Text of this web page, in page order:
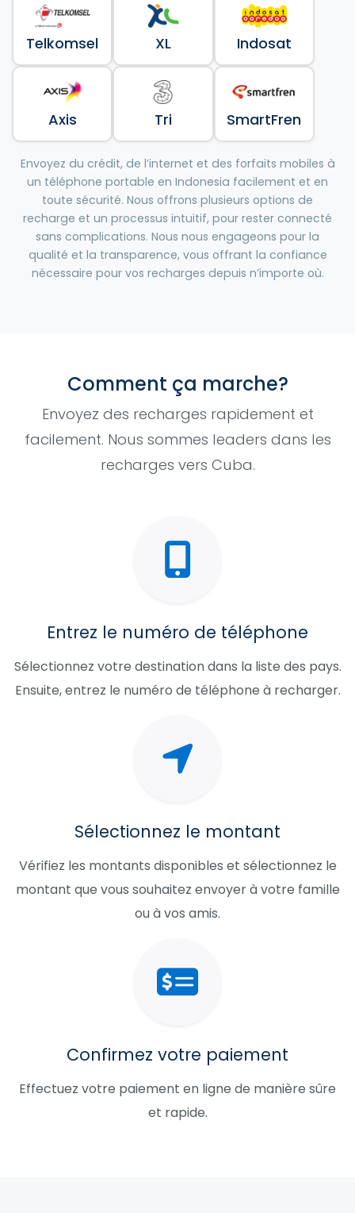
Telkomsel XL Indosat
Axis Tri SmartFren
Envoyez du crédit, de l’internet et des forfaits mobiles à
un téléphone portable en Indonesia facilement et en
toute sécurité. Nous offrons plusieurs options de
recharge et un processus intuitif, pour rester connecté
sans complications. Nous nous engageons pour la
qualité et la transparence, vous offrant la confiance
nécessaire pour vos recharges depuis n’importe où.
Comment ça marche?
Envoyez des recharges rapidement et
facilement. Nous sommes leaders dans les
recharges vers Cuba.
Entrez le numéro de téléphone
Sélectionnez votre destination dans la liste des pays.
Ensuite, entrez le numéro de téléphone à recharger.
Sélectionnez le montant
Vérifiez les montants disponibles et sélectionnez le
montant que vous souhaitez envoyer à votre famille
ou à vos amis.
Confirmez votre paiement
Effectuez votre paiement en ligne de manière sûre
et rapide.